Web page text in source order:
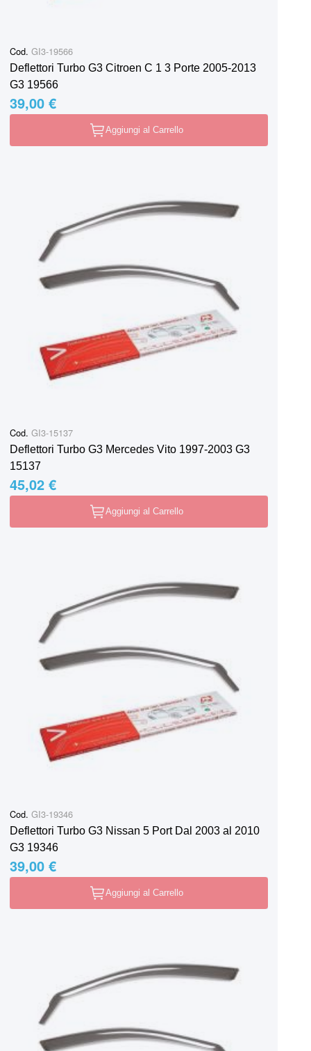
Cod. GI3-19566
Deflettori Turbo G3 Citroen C 1 3 Porte 2005-2013
G3 19566
39,00 €
Aggiungi al Carrello
Cod. GI3-15137
Deflettori Turbo G3 Mercedes Vito 1997-2003 G3
15137
45,02 €
Aggiungi al Carrello
Cod. GI3-19346
Deflettori Turbo G3 Nissan 5 Port Dal 2003 al 2010
G3 19346
39,00 €
Aggiungi al Carrello